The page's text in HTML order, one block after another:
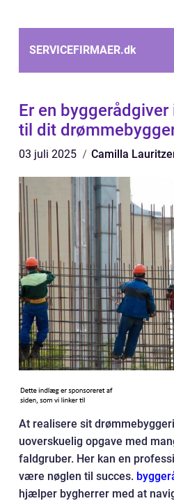
SERVICEFIRMAER.dk
Er en
til dit
03 juli 2025 Camilla
At realisere sit
uoverskuelig opgave med
faldgruber. Her kan en
være nøglen til succes.
hjælper bygherrer med at